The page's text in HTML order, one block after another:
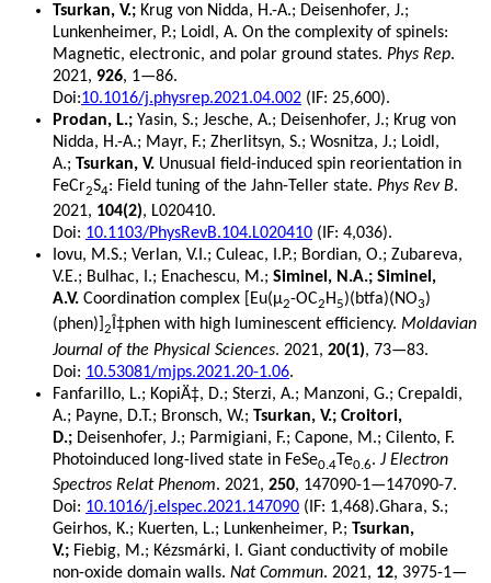
Tsurkan, V.; Krug von Nidda, H.-A.; Deisenhofer, J.;
Lunkenheimer, P.; Loidl, A. On the complexity of spinels:
Magnetic, electronic, and polar ground states. Phys Rep.
2021, 926, 1—86.
Doi:10.1016/j.physrep.2021.04.002 (IF: 25,600).
Prodan, L.; Yasin, S.; Jesche, A.; Deisenhofer, J.; Krug von
Nidda, H.-A.; Mayr, F.; Zherlitsyn, S.; Wosnitza, J.; Loidl,
A.; Tsurkan, V. Unusual field-induced spin reorientation in
FeCr2S4: Field tuning of the Jahn-Teller state. Phys Rev B.
2021, 104(2), L020410.
Doi: 10.1103/PhysRevB.104.L020410 (IF: 4,036).
Iovu, M.S.; Verlan, V.I.; Culeac, I.P.; Bordian, O.; Zubareva,
V.E.; Bulhac, I.; Enachescu, M.; Siminel, N.A.; Siminel,
A.V. Coordination complex [Eu(μ2-OC2 H5)(btfa)(NO3)
(phen)] 2Î‡phen with high luminescent efficiency. Moldavian
Journal of the Physical Sciences. 2021, 20(1), 73—83.
Doi: 10.53081/mjps.2021.20-1.06.
Fanfarillo, L.; KopiÄ‡, D.; Sterzi, A.; Manzoni, G.; Crepaldi,
A.; Payne, D.T.; Bronsch, W.; Tsurkan, V.; Croitori,
D.; Deisenhofer, J.; Parmigiani, F.; Capone, M.; Cilento, F.
Photoinduced long-lived state in FeSe0.4Te0.6. J Electron
Spectros Relat Phenom. 2021, 250, 147090-1—147090-7.
Doi: 10.1016/j.elspec.2021.147090 (IF: 1,468).Ghara, S.;
Geirhos, K.; Kuerten, L.; Lunkenheimer, P.; Tsurkan,
V.; Fiebig, M.; Kézsmárki, I. Giant conductivity of mobile
non-oxide domain walls. Nat Commun. 2021, 12, 3975-1—